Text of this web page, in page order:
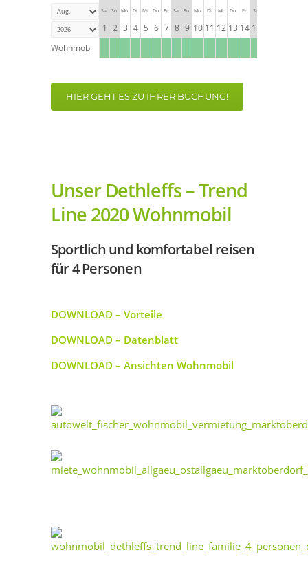
Sa.
1
So.
2
Mo.
3
Di.
4
Mi.
5
Do.
6
Fr.
7
Sa.
8
So.
9
Mo.
10
Di.
11
Mi.
12
Do.
13
Fr.
14
Sa.
15
Wohnmobil
HIER GEHT ES ZU IHRER BUCHUNG!
Unser Dethleffs – Trend
Line 2020 Wohnmobil
Sportlich und komfortabel reisen
für 4 Personen
DOWNLOAD – Vorteile
DOWNLOAD – Datenblatt
DOWNLOAD – Ansichten Wohnmobil